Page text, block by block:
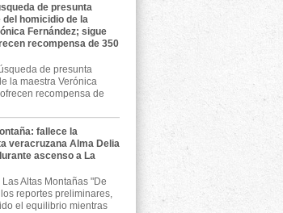
de presunta
homicidio de la
Fernández; sigue
recompensa de 350
de presunta
la maestra Verónica
recompensa de
fallece la
veracruzana Alma Delia
ascenso a La
Altas Montañas "De
reportes preliminares,
el equilibrio mientras